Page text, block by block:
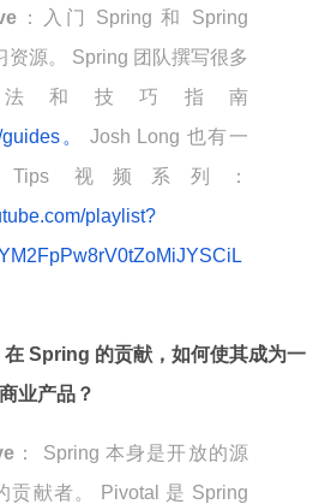
：入门 Spring 和 Spring
资源。 Spring 团队撰写很多
和技巧指南
。
Josh Long 也有一
Tips 视频系列：
playlist?
Spring 的贡献，如何使其成为一
业产品？
： Spring 本身是开放的源
贡献者。 Pivotal 是 Spring